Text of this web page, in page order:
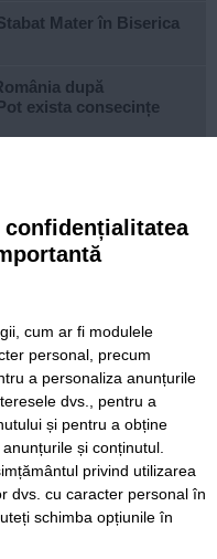
Mater în Biserica
după
exista consecințe
un copil să înceapă
revine la
Lațcău: „La
podurile noi”
de cazare pentru
aproape gata
urilor
confidențialitatea
cum ar fi modulele
personal, precum
a personaliza anunțurile
dvs., pentru a
și pentru a obține
și conținutul.
privind utilizarea
dvs. cu caracter personal în
schimba opțiunile în